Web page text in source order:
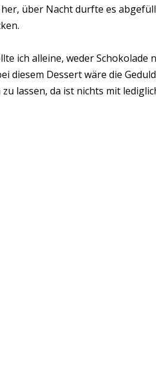
über Nacht durfte es
ich alleine, weder Schokolade
diesem Dessert wäre die
lassen, da ist nichts mit